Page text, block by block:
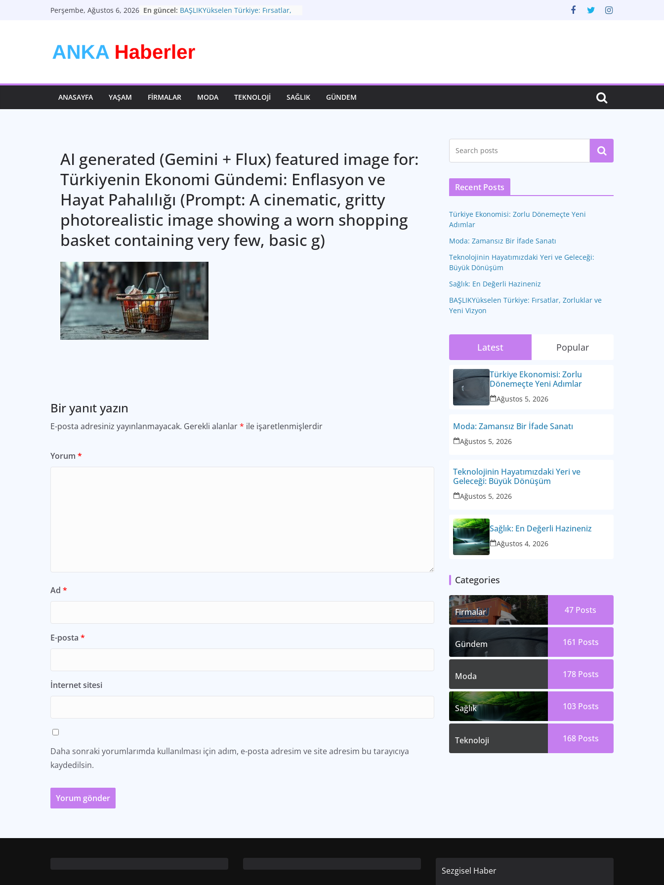
Perşembe, Ağustos 6, 2026 En güncel: BAŞLIKYükselen Türkiye: Fırsatlar,
Moda: Zamansız Bir İfade Sanatı
Teknolojinin Hayatımızdaki Yeri ve
ANASAYFA
YAŞAM FIRMALAR MODA TEKNOLOJI SAĞLIK GÜNDEM
AI generated (Gemini + Flux) featured image for:
Türkiyenin Ekonomi Gündemi: Enflasyon ve
Hayat Pahalılığı (Prompt: A cinematic, gritty
photorealistic image showing a worn shopping
basket containing very few, basic g)
Bir yanıt yazın
E-posta adresiniz yayınlanmayacak. Gerekli alanlar* ile işaretlenmişlerdir
Yorum *
Ad *
E-posta *
İnternet sitesi
Daha sonraki yorumlarımda kullanılması için adım, e-posta adresim ve site adresim bu tarayıcıya
kaydedilsin.
Ara
Recent Posts
Türkiye Ekonomisi: Zorlu Dönemeçte Yeni
Adımlar
Moda: Zamansız Bir İfade Sanatı
Teknolojinin Hayatımızdaki Yeri ve Geleceği:
Büyük Dönüşüm
Sağlık: En Değerli Hazineniz
BAŞLIKYükselen Türkiye: Fırsatlar, Zorluklar ve
Yeni Vizyon
Latest Popular
Türkiye Ekonomisi: Zorlu
Dönemeçte Yeni Adımlar
Ağustos 5, 2026
Moda: Zamansız Bir İfade Sanatı
Ağustos 5, 2026
Teknolojinin Hayatımızdaki Yeri ve
Geleceği: Büyük Dönüşüm
Ağustos 5, 2026
Sağlık: En Değerli Hazineniz
Ağustos 4, 2026
Categories
Firmalar 47 Posts
Gündem 161 Posts
Moda 178 Posts
Sağlık 103 Posts
Teknoloji 168 Posts
Sezgisel Haber